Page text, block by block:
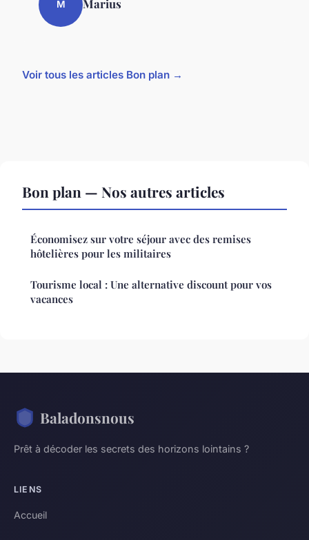
M Marius
Voir tous les articles Bon plan →
Bon plan — Nos autres articles
Économisez sur votre séjour avec des remises
hôtelières pour les militaires
Tourisme local : Une alternative discount pour vos
vacances
Baladonsnous
Prêt à décoder les secrets des horizons lointains ?
LIENS
Accueil